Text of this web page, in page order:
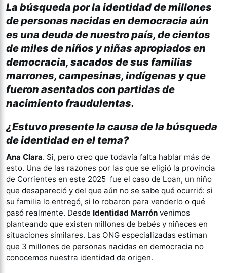
La búsqueda por la identidad de millones
de personas nacidas en democracia aún
es una deuda de nuestro país, de cientos
de miles de niños y niñas apropiados en
democracia, sacados de sus familias
marrones, campesinas, indígenas y que
fueron asentados con partidas de
nacimiento fraudulentas.
¿Estuvo presente la causa de la búsqueda
de identidad en el tema?
Ana Clara. Si, pero creo que todavía falta hablar más de
esto. Una de las razones por las que se eligió la provincia
de Corrientes en este 2025 fue el caso de Loan, un niño
que desapareció y del que aún no se sabe qué ocurrió: si
su familia lo entregó, si lo robaron para venderlo o qué
pasó realmente. Desde Identidad Marrón venimos
planteando que existen millones de bebés y niñeces en
situaciones similares. Las ONG especializadas estiman
que 3 millones de personas nacidas en democracia no
conocemos nuestra identidad de origen.